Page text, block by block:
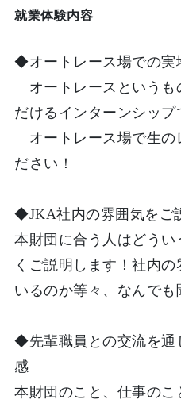
就業体験内容
◆オートレース場での実
オートレースというも
だけるインターンシップ
オートレース場で生の
ださい！
◆JKA社内の雰囲気をご
本財団に合う人はどう
くご説明します！社内
いるのか等々、なんでも
◆先輩職員との交流を通
感
本財団のこと、仕事の